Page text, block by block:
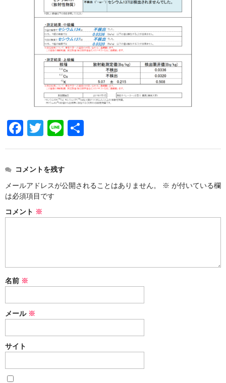
F
a
e
b
o
T
wi
er
Li
n
有
コメントを残す
メールアドレスが公開されることはありません。
※ が付いている欄
は必須項目です
コメント ※
名前 ※
メール ※
サイト